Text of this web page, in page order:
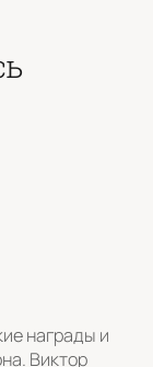
награды и
Виктор